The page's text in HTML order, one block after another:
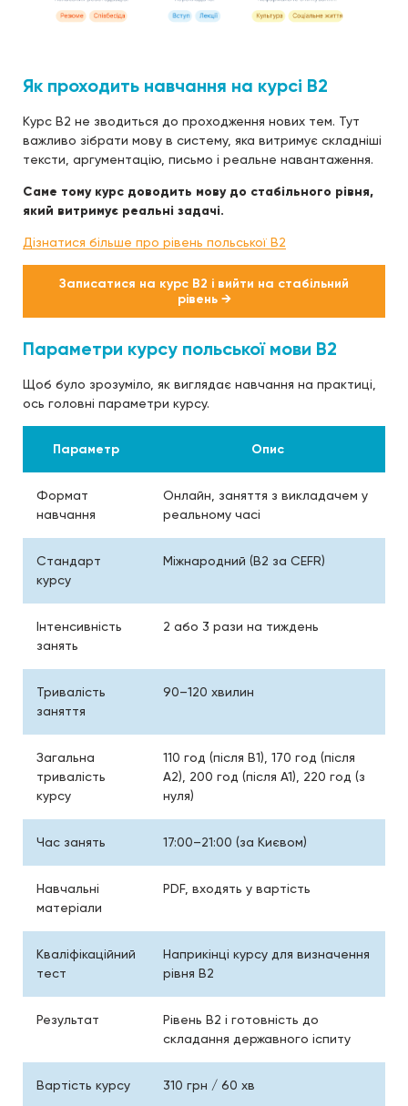
Як проходить навчання на курсі B2
Курс B2 не зводиться до проходження нових тем. Тут
важливо зібрати мову в систему, яка витримує складніші
тексти, аргументацію, письмо і реальне навантаження.
Саме тому курс доводить мову до стабільного рівня,
який витримує реальні задачі.
Дізнатися більше про рівень польської B2
Записатися на курс B2 і вийти на стабільний
рівень →
Параметри курсу польської мови B2
Щоб було зрозуміло, як виглядає навчання на практиці,
ось головні параметри курсу.
Параметр Опис
Формат
навчання
Онлайн, заняття з викладачем у
реальному часі
Стандарт
курсу
Міжнародний (B2 за CEFR)
Інтенсивність
занять
2 або 3 рази на тиждень
Тривалість
заняття
90–120 хвилин
Загальна
тривалість
курсу
110 год (після B1), 170 год (після
A2), 200 год (після A1), 220 год (з
нуля)
Час занять 17:00–21:00 (за Києвом)
Навчальні
матеріали
PDF, входять у вартість
Кваліфікаційний
тест
Наприкінці курсу для визначення
рівня B2
Результат
Рівень B2 і готовність до
складання державного іспиту
Вартість курсу 310 грн / 60 хв